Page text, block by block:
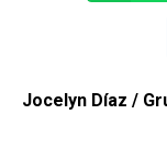
Jocelyn Díaz /